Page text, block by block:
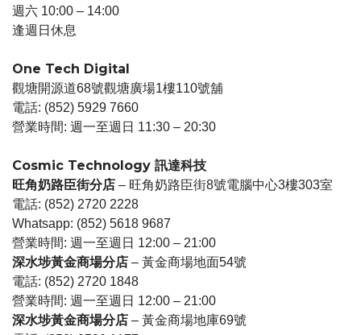
週六 10:00 – 14:00
逢週日休息
One Tech Digital
觀塘開源道68號觀塘廣場1樓110號舖
電話: (852) 5929 7660
營業時間: 週一至週日 11:30 – 20:30
Cosmic Technology 訊達科技
旺角奶路臣街分店 – 旺角奶路臣街8號電腦中心3樓303室
電話: (852) 2720 2228
Whatsapp: (852) 5618 9687
營業時間: 週一至週日 12:00 – 21:00
深水埗黃金商場分店 – 黃金商場地面54號
電話: (852) 2720 1848
營業時間: 週一至週日 12:00 – 21:00
深水埗黃金商場分店 – 黃金商場地庫69號